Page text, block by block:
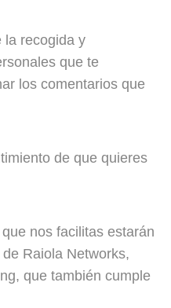
la recogida y
que te
los comentarios que
de que quieres
nos facilitas estarán
Raiola Networks,
que también cumple